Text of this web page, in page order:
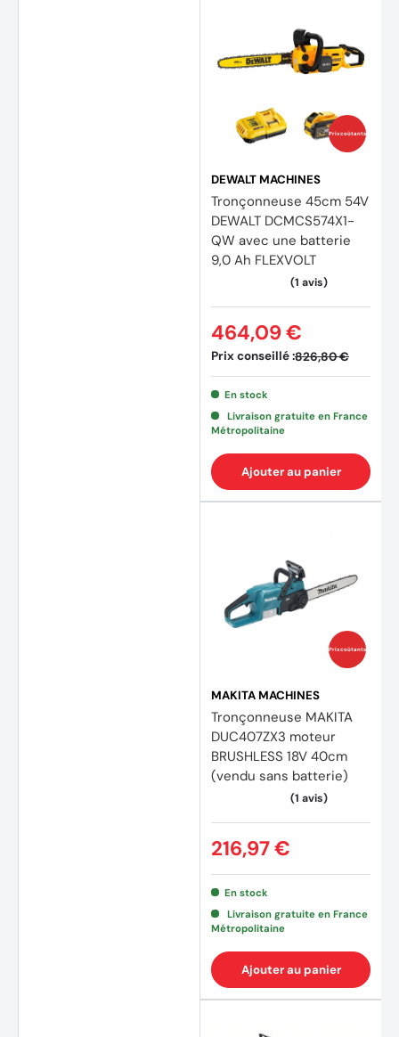
Prix coûtants
DEWALT MACHINES
Tronçonneuse 45cm 54V
DEWALT DCMCS574X1-
QW avec une batterie
9,0 Ah FLEXVOLT
Prix conseillé :826,80 €
464,09 €
En stock
Livraison gratuite en France
Métropolitaine
Ajouter au panier
Prix coûtants
MAKITA MACHINES
Tronçonneuse MAKITA
DUC407ZX3 moteur
BRUSHLESS 18V 40cm
(vendu sans batterie)
216,97 €
En stock
Livraison gratuite en France
Métropolitaine
Ajouter au panier